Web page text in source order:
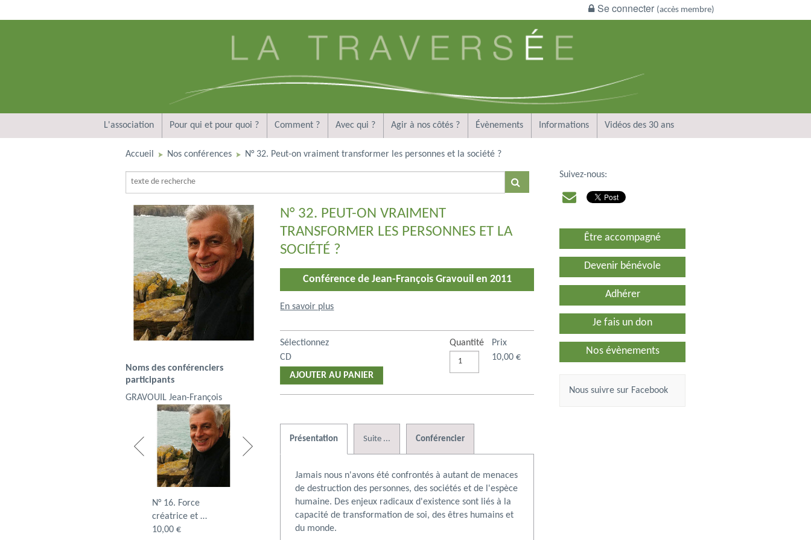
Se connecter (accès membre)
L'association Pour qui et pour quoi ? Comment ? Avec qui ? Agir à nos côtés ? Évènements Informations Vidéos des 30 ans
Accueil Nos conférences N° 32. Peut-on vraiment transformer les personnes et la société ?
N° 32. PEUT-ON VRAIMENT
TRANSFORMER LES PERSONNES ET LA
SOCIÉTÉ ?
Conférence de Jean-François Gravouil en 2011
En savoir plus
Noms des conférenciers
participants
GRAVOUIL Jean-François
Quantité
Prix
10,00 €
Sélectionnez
CD
AJOUTER AU PANIER
Présentation Suite ... Conférencier
Jamais nous n'avons été confrontés à autant de menaces
de destruction des personnes, des sociétés et de l'espèce
humaine. Des enjeux radicaux d'existence sont liés à la
capacité de transformation de soi, des êtres humains et
du monde.
N° 16. Force
créatrice et …
10,00 €
N° 23. L'exclusion,
N° 55. Les liens
sociaux au …
10,00 €
N° 11. La personne
humaine au …
N° 16. Force
créatrice et …
Suivez-nous:
Être accompagné
Devenir bénévole
Adhérer
Je fais un don
Nos évènements
Nous suivre sur Facebook